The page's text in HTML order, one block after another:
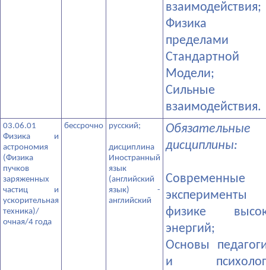
взаимодействия;
­Физика
пределами
Стандартной
Модели;
­Сильные
взаимодействия.
03.06.01
Физика и
астрономия
(Физика
пучков
заряженных
частиц и
ускорительная
техника)/
очная/4 года
бессрочно русский;
дисциплина
Иностранный
язык
(английский
язык) -
английский
Обязательные
дисциплины:
­Современные
физике
энергий;
­Основы
и